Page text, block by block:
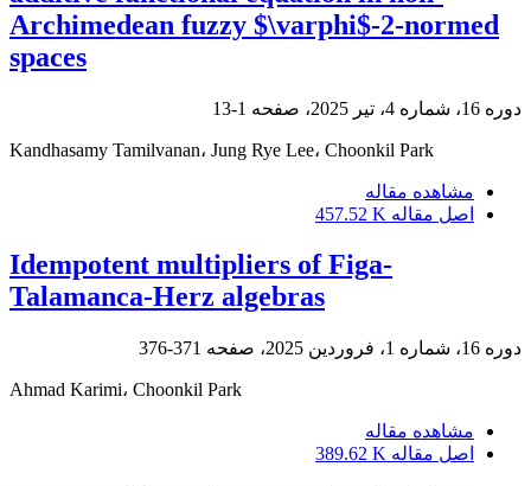
Archimedean fuzzy $\varphi$-2-normed
spaces
دوره 16، شماره 4، تیر 2025، صفحه 1-13
Kandhasamy Tamilvanan، Jung Rye Lee، Choonkil Park
مشاهده مقاله
اصل مقاله 457.52 K
Idempotent multipliers of Figa-
Talamanca-Herz algebras
دوره 16، شماره 1، فروردین 2025، صفحه 371-376
Ahmad Karimi، Choonkil Park
مشاهده مقاله
اصل مقاله 389.62 K